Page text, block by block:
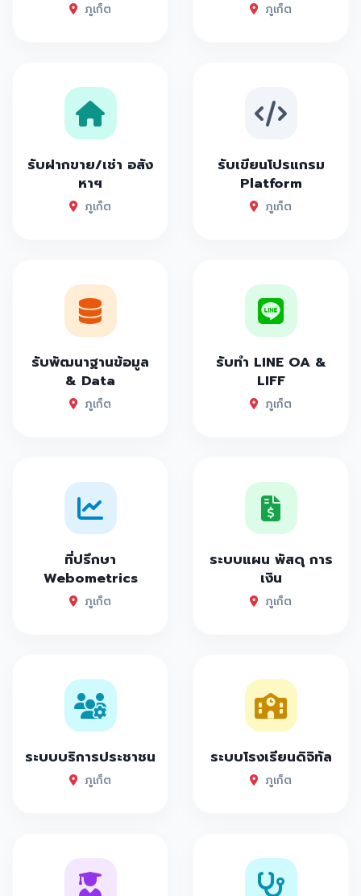
ภูเก็ต ภูเก็ต
รับฝากขาย/เช่า อสัง
หาฯ
ภูเก็ต
รับเขียนโปรแกรม
Platform
ภูเก็ต
รับพัฒนาฐานข้อมูล
& Data
ภูเก็ต
รับทำ LINE OA &
LIFF
ภูเก็ต
ที่ปรึกษา
Webometrics
ภูเก็ต
ระบบแผน พัสดุ การ
เงิน
ภูเก็ต
ระบบบริการประชาชน
ภูเก็ต
ระบบโรงเรียนดิจิทัล
ภูเก็ต